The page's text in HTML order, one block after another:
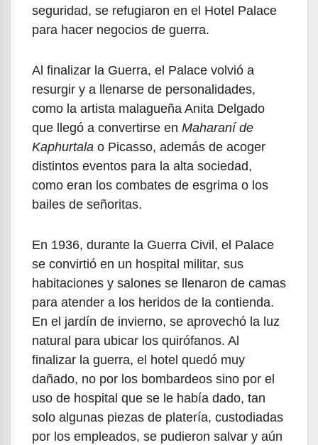
seguridad, se refugiaron en el Hotel Palace
para hacer negocios de guerra.
Al finalizar la Guerra, el Palace volvió a
resurgir y a llenarse de personalidades,
como la artista malagueña Anita Delgado
que llegó a convertirse en Maharaní de
Kaphurtala o Picasso, además de acoger
distintos eventos para la alta sociedad,
como eran los combates de esgrima o los
bailes de señoritas.
En 1936, durante la Guerra Civil, el Palace
se convirtió en un hospital militar, sus
habitaciones y salones se llenaron de camas
para atender a los heridos de la contienda.
En el jardín de invierno, se aprovechó la luz
natural para ubicar los quirófanos. Al
finalizar la guerra, el hotel quedó muy
dañado, no por los bombardeos sino por el
uso de hospital que se le había dado, tan
solo algunas piezas de platería, custodiadas
por los empleados, se pudieron salvar y aún